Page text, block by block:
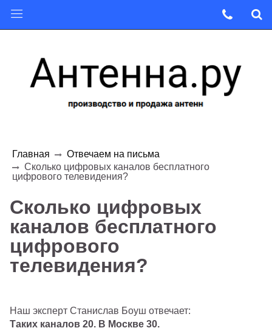
Главная
Отвечаем на письма
Сколько цифровых каналов бесплатного
цифрового телевидения?
Сколько цифровых
каналов бесплатного
цифрового
телевидения?
Наш эксперт Станислав Боуш отвечает:
Таких каналов 20. В Москве 30.